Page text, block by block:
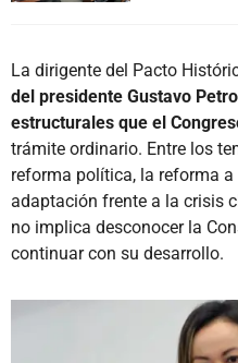
La dirigente del Pacto
del presidente Gustavo
estructurales que el
trámite ordinario. Entre los
reforma política, la reforma
adaptación frente a la crisis
no implica desconocer la
continuar con su desarrollo.